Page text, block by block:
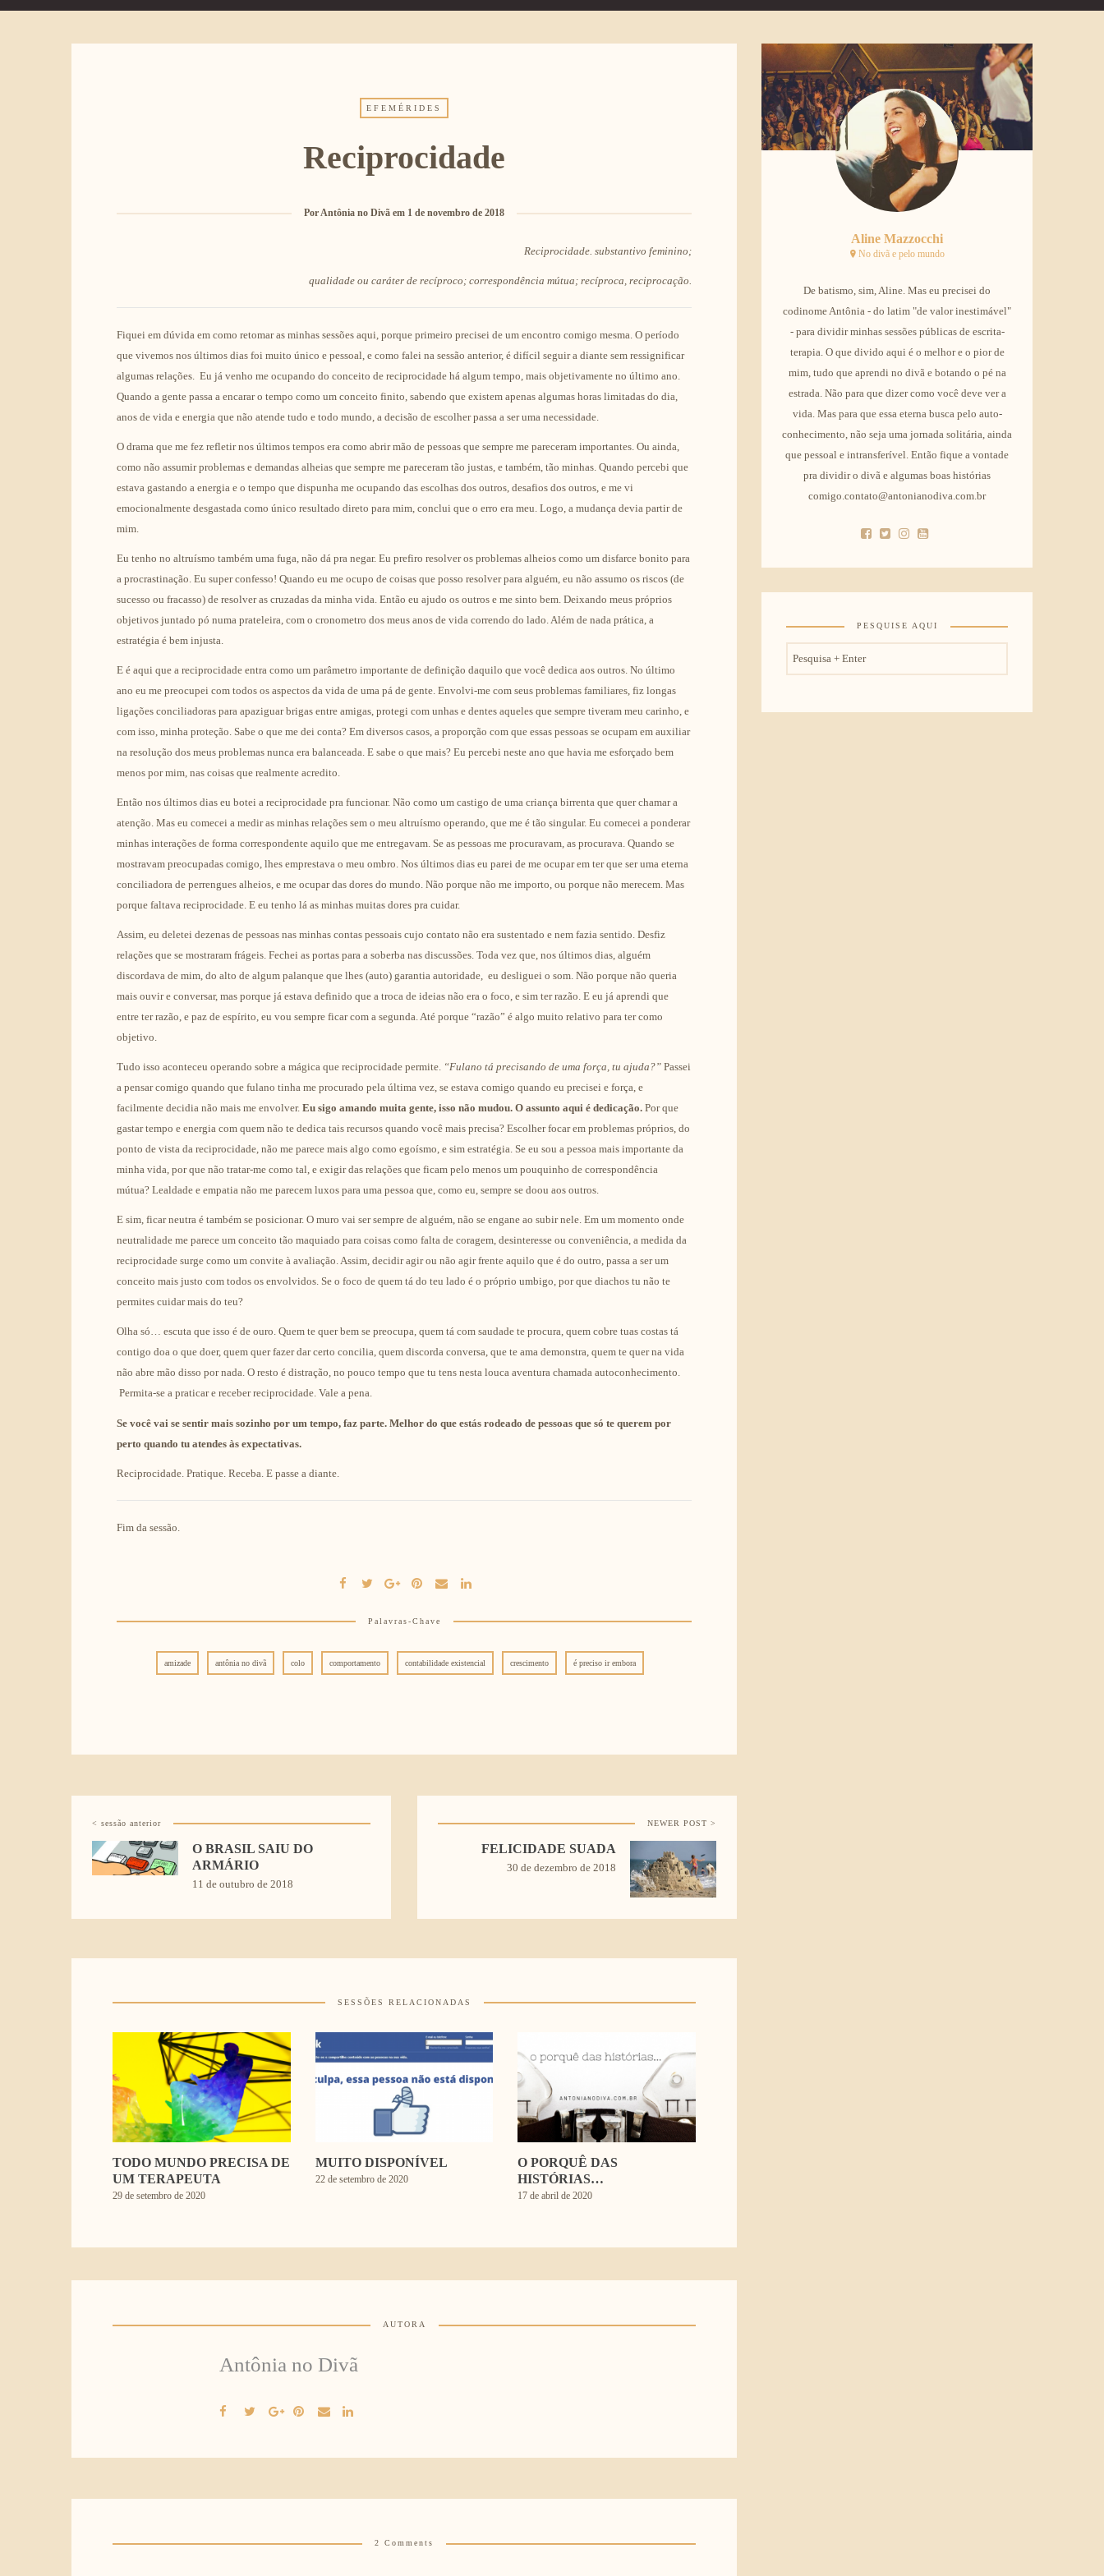
EFEMÉRIDES
Reciprocidade
PorAntônia no Divã em 1 de novembro de 2018
Reciprocidade. substantivo feminino;
qualidade ou caráter de recíproco; correspondência mútua; recíproca, reciprocação.
Fiquei em dúvida em como retomar as minhas sessões aqui, porque primeiro precisei de um encontro comigo mesma. O período
que vivemos nos últimos dias foi muito único e pessoal, e como falei na sessão anterior, é difícil seguir a diante sem ressignificar
algumas relações. Eu já venho me ocupando do conceito de reciprocidade há algum tempo, mais objetivamente no último ano.
Quando a gente passa a encarar o tempo como um conceito finito, sabendo que existem apenas algumas horas limitadas do dia,
anos de vida e energia que não atende tudo e todo mundo, a decisão de escolher passa a ser uma necessidade.
O drama que me fez refletir nos últimos tempos era como abrir mão de pessoas que sempre me pareceram importantes. Ou ainda,
como não assumir problemas e demandas alheias que sempre me pareceram tão justas, e também, tão minhas. Quando percebi que
estava gastando a energia e o tempo que dispunha me ocupando das escolhas dos outros, desafios dos outros, e me vi
emocionalmente desgastada como único resultado direto para mim, conclui que o erro era meu. Logo, a mudança devia partir de
mim.
Eu tenho no altruísmo também uma fuga, não dá pra negar. Eu prefiro resolver os problemas alheios como um disfarce bonito para
a procrastinação. Eu super confesso! Quando eu me ocupo de coisas que posso resolver para alguém, eu não assumo os riscos (de
sucesso ou fracasso) de resolver as cruzadas da minha vida. Então eu ajudo os outros e me sinto bem. Deixando meus próprios
objetivos juntado pó numa prateleira, com o cronometro dos meus anos de vida correndo do lado. Além de nada prática, a
estratégia é bem injusta.
E é aqui que a reciprocidade entra como um parâmetro importante de definição daquilo que você dedica aos outros. No último
ano eu me preocupei com todos os aspectos da vida de uma pá de gente. Envolvi-me com seus problemas familiares, fiz longas
ligações conciliadoras para apaziguar brigas entre amigas, protegi com unhas e dentes aqueles que sempre tiveram meu carinho, e
com isso, minha proteção. Sabe o que me dei conta? Em diversos casos, a proporção com que essas pessoas se ocupam em auxiliar
na resolução dos meus problemas nunca era balanceada. E sabe o que mais? Eu percebi neste ano que havia me esforçado bem
menos por mim, nas coisas que realmente acredito.
Então nos últimos dias eu botei a reciprocidade pra funcionar. Não como um castigo de uma criança birrenta que quer chamar a
atenção. Mas eu comecei a medir as minhas relações sem o meu altruísmo operando, que me é tão singular. Eu comecei a ponderar
minhas interações de forma correspondente aquilo que me entregavam. Se as pessoas me procuravam, as procurava. Quando se
mostravam preocupadas comigo, lhes emprestava o meu ombro. Nos últimos dias eu parei de me ocupar em ter que ser uma eterna
conciliadora de perrengues alheios, e me ocupar das dores do mundo. Não porque não me importo, ou porque não merecem. Mas
porque faltava reciprocidade. E eu tenho lá as minhas muitas dores pra cuidar.
Assim, eu deletei dezenas de pessoas nas minhas contas pessoais cujo contato não era sustentado e nem fazia sentido. Desfiz
relações que se mostraram frágeis. Fechei as portas para a soberba nas discussões. Toda vez que, nos últimos dias, alguém
discordava de mim, do alto de algum palanque que lhes (auto) garantia autoridade, eu desliguei o som. Não porque não queria
mais ouvir e conversar, mas porque já estava definido que a troca de ideias não era o foco, e sim ter razão. E eu já aprendi que
entre ter razão, e paz de espírito, eu vou sempre ficar com a segunda. Até porque “razão” é algo muito relativo para ter como
objetivo.
Tudo isso aconteceu operando sobre a mágica que reciprocidade permite. “Fulano tá precisando de uma força, tu ajuda?” Passei
a pensar comigo quando que fulano tinha me procurado pela última vez, se estava comigo quando eu precisei e força, e
facilmente decidia não mais me envolver. Eu sigo amando muita gente, isso não mudou. O assunto aqui é dedicação. Por que
gastar tempo e energia com quem não te dedica tais recursos quando você mais precisa? Escolher focar em problemas próprios, do
ponto de vista da reciprocidade, não me parece mais algo como egoísmo, e sim estratégia. Se eu sou a pessoa mais importante da
minha vida, por que não tratar-me como tal, e exigir das relações que ficam pelo menos um pouquinho de correspondência
mútua? Lealdade e empatia não me parecem luxos para uma pessoa que, como eu, sempre se doou aos outros.
E sim, ficar neutra é também se posicionar. O muro vai ser sempre de alguém, não se engane ao subir nele. Em um momento onde
neutralidade me parece um conceito tão maquiado para coisas como falta de coragem, desinteresse ou conveniência, a medida da
reciprocidade surge como um convite à avaliação. Assim, decidir agir ou não agir frente aquilo que é do outro, passa a ser um
conceito mais justo com todos os envolvidos. Se o foco de quem tá do teu lado é o próprio umbigo, por que diachos tu não te
permites cuidar mais do teu?
Olha só… escuta que isso é de ouro. Quem te quer bem se preocupa, quem tá com saudade te procura, quem cobre tuas costas tá
contigo doa o que doer, quem quer fazer dar certo concilia, quem discorda conversa, que te ama demonstra, quem te quer na vida
não abre mão disso por nada. O resto é distração, no pouco tempo que tu tens nesta louca aventura chamada autoconhecimento.
Permita-se a praticar e receber reciprocidade. Vale a pena.
Se você vai se sentir mais sozinho por um tempo, faz parte. Melhor do que estás rodeado de pessoas que só te querem por
perto quando tu atendes às expectativas.
Reciprocidade. Pratique. Receba. E passe a diante.
Fim da sessão.
Palavras-Chave
amizade antônia no divã colo comportamento contabilidade existencial crescimento é preciso ir embora
< sessão anterior
O BRASIL SAIU DO
ARMÁRIO
11 de outubro de 2018
NEWER POST >
FELICIDADE SUADA
30 de dezembro de 2018
SESSÕES RELACIONADAS
TODO MUNDO PRECISA DE
UM TERAPEUTA
29 de setembro de 2020
MUITO DISPONÍVEL
22 de setembro de 2020
O PORQUÊ DAS
HISTÓRIAS…
17 de abril de 2020
AUTORA
Antônia no Divã
2 Comments
Aline Mazzocchi
No divã e pelo mundo
De batismo, sim, Aline. Mas eu precisei do
codinome Antônia - do latim "de valor inestimável"
- para dividir minhas sessões públicas de escrita-
terapia. O que divido aqui é o melhor e o pior de
mim, tudo que aprendi no divã e botando o pé na
estrada. Não para que dizer como você deve ver a
vida. Mas para que essa eterna busca pelo auto-
conhecimento, não seja uma jornada solitária, ainda
que pessoal e intransferível. Então fique a vontade
pra dividir o divã e algumas boas histórias
comigo.contato@antonianodiva.com.br
PESQUISE AQUI